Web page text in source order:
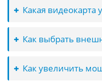
Какая видеокарта
Как выбрать
Как увеличить